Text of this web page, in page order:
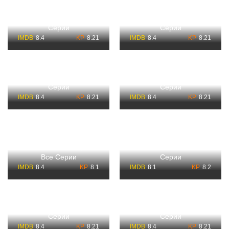
Серии
8.4 8.21
Серии
8.4 8.21
Серии
8.4 8.21
Серии
8.4 8.21
Все Серии
8.4 8.1
Серии
8.1 8.2
Серии
8.4 8.21
Серии
8.4 8.21